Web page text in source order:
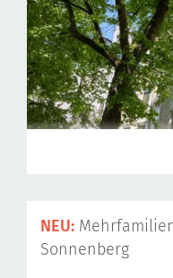
NEU:
Sonnenberg